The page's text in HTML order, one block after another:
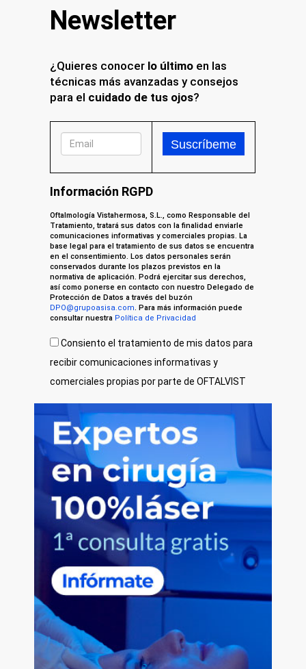
Newsletter
¿Quieres conocer lo último en las
técnicas más avanzadas y consejos
para el cuidado de tus ojos?
Información RGPD
Oftalmología Vistahermosa, S.L., como Responsable del
Tratamiento, tratará sus datos con la finalidad enviarle
comunicaciones informativas y comerciales propias. La
base legal para el tratamiento de sus datos se encuentra
en el consentimiento. Los datos personales serán
conservados durante los plazos previstos en la
normativa de aplicación. Podrá ejercitar sus derechos,
así como ponerse en contacto con nuestro Delegado de
Protección de Datos a través del buzón
DPO@grupoasisa.com. Para más información puede
consultar nuestra Política de Privacidad
Consiento el tratamiento de mis datos para
recibir comunicaciones informativas y
comerciales propias por parte de OFTALVIST